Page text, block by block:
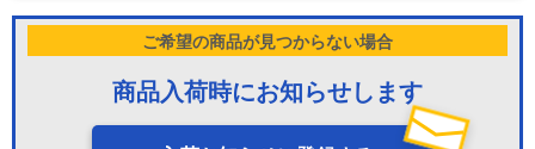
ご希望の商品が見つからない場合
商品入荷時にお知らせします